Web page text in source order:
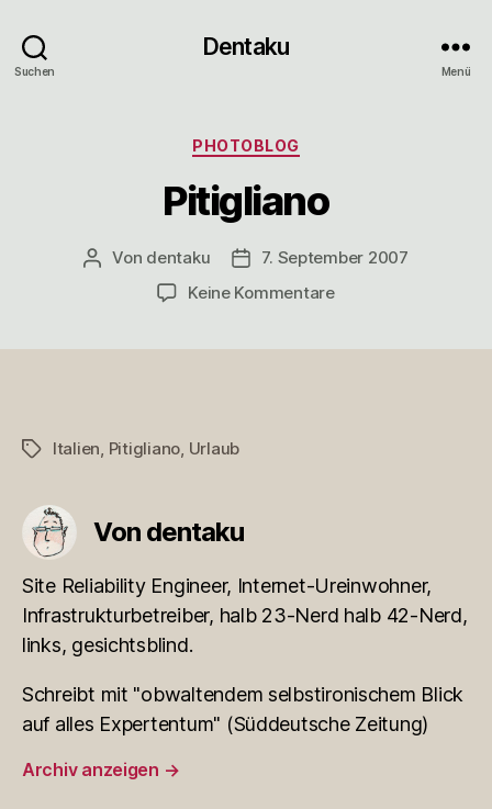
Suchen
Dentaku
Menü
Kategorien
PHOTOBLOG
Pitigliano
Beitragsautor
Von dentaku Veröffentlichungsdatum
7. September 2007
Keine Kommentarezu
Schlagwörter
Italien Pitigliano Urlaub
Von dentaku
Site Reliability Engineer, Internet-Ureinwohner,
Infrastrukturbetreiber, halb 23-Nerd halb 42-Nerd,
links, gesichtsblind.
Schreibt mit "obwaltendem selbstironischem Blick
auf alles Expertentum" (Süddeutsche Zeitung)
Archiv anzeigen →